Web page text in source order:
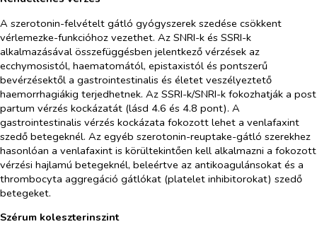
A szerotonin-felvételt gátló gyógyszerek szedése csökkent
vérlemezke-funkcióhoz vezethet. Az SNRI-k és SSRI-k
alkalmazásával összefüggésben jelentkező vérzések az
ecchymosistól, haematomától, epistaxistól és pontszerű
bevérzésektől a gastrointestinalis és életet veszélyeztető
haemorrhagiákig terjedhetnek. Az SSRI-k/SNRI-k fokozhatják a post
partum vérzés kockázatát (lásd 4.6 és 4.8 pont). A
gastrointestinalis vérzés kockázata fokozott lehet a venlafaxint
szedő betegeknél. Az egyéb szerotonin-reuptake-gátló szerekhez
hasonlóan a venlafaxint is körültekintően kell alkalmazni a fokozott
vérzési hajlamú betegeknél, beleértve az antikoagulánsokat és a
thrombocyta aggregáció gátlókat (platelet inhibitorokat) szedő
betegeket.
Szérum koleszterinszint